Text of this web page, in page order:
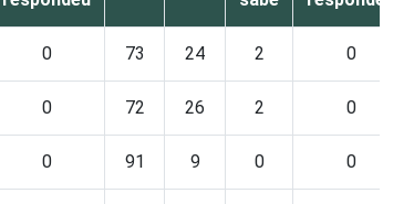
0 73 24 2 0
0 72 26 2 0
0 91 9 0 0